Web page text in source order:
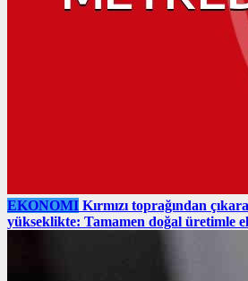
EKONOMI Kırmızı toprağından
yükseklikte: Tamamen doğal üretimle